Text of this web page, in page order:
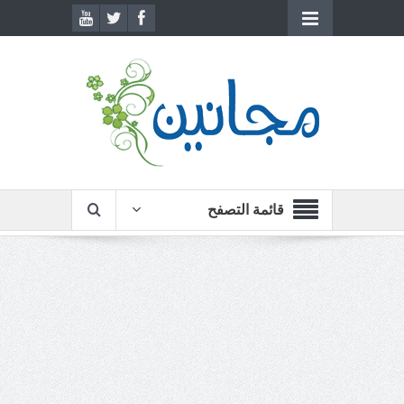
قائمة التصفح